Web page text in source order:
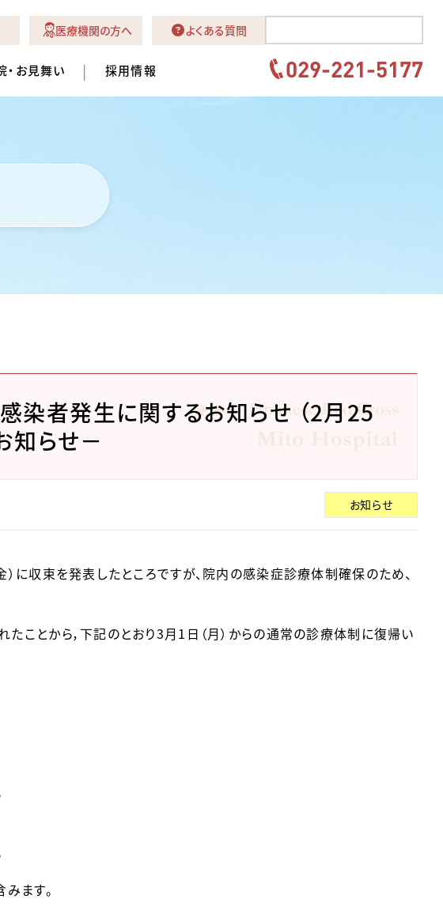
医療機関の方へ よくある質問
・お見舞い 採用情報 029-221-5177
染者発生に関するお知らせ （2月25
知らせ－
お知らせ
に収束を発表したところですが、院内の感染症診療体制確保のため、
ことから，下記のとおり3月1日（月）からの通常の診療体制に復帰い
みます。